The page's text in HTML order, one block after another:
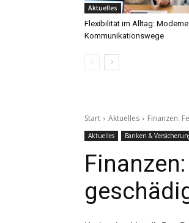
Aktuelles
Flexibilität im Alltag: Moderne
Kommunikationswege